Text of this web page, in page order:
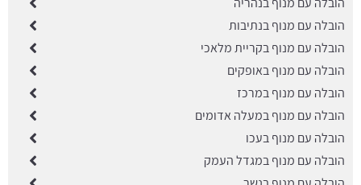
הובלה עם מנוף בנתיבות
הובלה עם מנוף בקריית מלאכי
הובלה עם מנוף באופקים
הובלה עם מנוף במרכז
הובלה עם מנוף במעלה אדומים
הובלה עם מנוף בעכו
הובלה עם מנוף במגדל העמק